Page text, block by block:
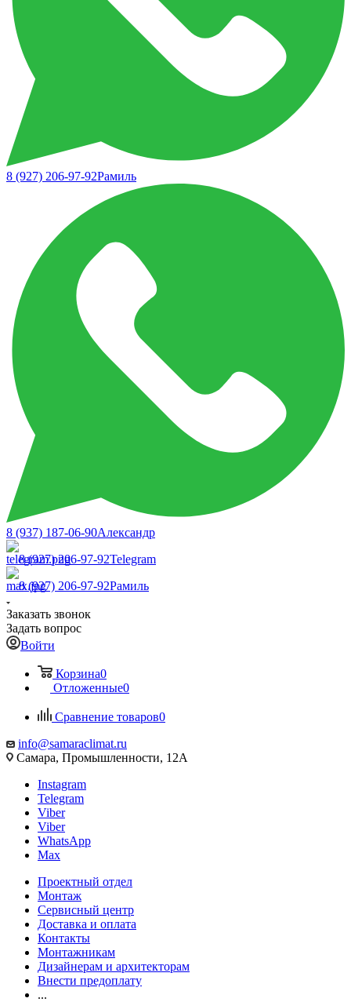
8 (927) 206-97-92Рамиль
8 (937) 187-06-90Александр
8 (927) 206-97-92Telegram
8 (927) 206-97-92Рамиль
Заказать звонок
Задать вопрос
Войти
Корзина0
Отложенные0
Сравнение товаров0
info@samaraclimat.ru
Самара, Промышленности, 12А
Instagram
Telegram
Viber
Viber
WhatsApp
Max
Проектный отдел
Монтаж
Сервисный центр
Доставка и оплата
Контакты
Монтажникам
Дизайнерам и архитекторам
Внести предоплату
...